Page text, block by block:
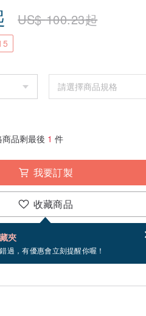
US$100.23起
品剩最後 1 件
我要訂製
收藏商品
夾
過，有優惠會立刻提醒你喔！
完成後填寫
後，從開始製作到寄出商品為 5 個